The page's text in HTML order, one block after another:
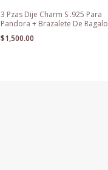
3 Pzas Dije Charm S .925 Para
Pandora + Brazalete De Ragalo
$1,500.00